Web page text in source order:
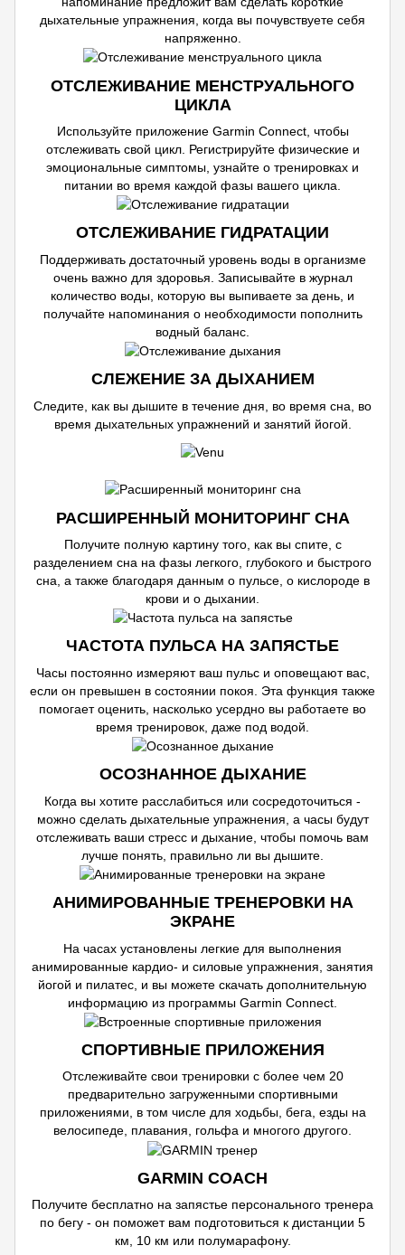
дыхательные упражнения, когда вы почувствуете себя
напряженно.
ОТСЛЕЖИВАНИЕ МЕНСТРУАЛЬНОГО
ЦИКЛА
Используйте приложение Garmin Connect, чтобы
отслеживать свой цикл. Регистрируйте физические и
эмоциональные симптомы, узнайте о тренировках и
питании во время каждой фазы вашего цикла.
ОТСЛЕЖИВАНИЕ ГИДРАТАЦИИ
Поддерживать достаточный уровень воды в организме
очень важно для здоровья. Записывайте в журнал
количество воды, которую вы выпиваете за день, и
получайте напоминания о необходимости пополнить
водный баланс.
СЛЕЖЕНИЕ ЗА ДЫХАНИЕМ
Следите, как вы дышите в течение дня, во время сна, во
время дыхательных упражнений и занятий йогой.
РАСШИРЕННЫЙ МОНИТОРИНГ СНА
Получите полную картину того, как вы спите, с
разделением сна на фазы легкого, глубокого и быстрого
сна, а также благодаря данным о пульсе, о кислороде в
крови и о дыхании.
ЧАСТОТА ПУЛЬСА НА ЗАПЯСТЬЕ
Часы постоянно измеряют ваш пульс и оповещают вас,
если он превышен в состоянии покоя. Эта функция также
помогает оценить, насколько усердно вы работаете во
время тренировок, даже под водой.
ОСОЗНАННОЕ ДЫХАНИЕ
Когда вы хотите расслабиться или сосредоточиться -
можно сделать дыхательные упражнения, а часы будут
отслеживать ваши стресс и дыхание, чтобы помочь вам
лучше понять, правильно ли вы дышите.
АНИМИРОВАННЫЕ ТРЕНЕРОВКИ НА
ЭКРАНЕ
На часах установлены легкие для выполнения
анимированные кардио- и силовые упражнения, занятия
йогой и пилатес, и вы можете скачать дополнительную
информацию из программы Garmin Connect.
СПОРТИВНЫЕ ПРИЛОЖЕНИЯ
Отслеживайте свои тренировки с более чем 20
предварительно загруженными спортивными
приложениями, в том числе для ходьбы, бега, езды на
велосипеде, плавания, гольфа и многого другого.
GARMIN COACH
Получите бесплатно на запястье персонального тренера
по бегу - он поможет вам подготовиться к дистанции 5
км, 10 км или полумарафону.